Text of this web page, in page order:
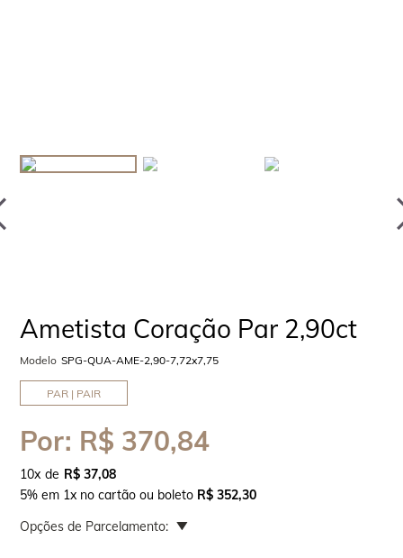
Ametista Coração Par 2,90ct
Modelo SPG-QUA-AME-2,90-7,72x7,75
PAR | PAIR
Por: R$ 370,84
10x
R$ 37,08
5% em 1x no cartão ou boleto R$ 352,30
Opções de Parcelamento: